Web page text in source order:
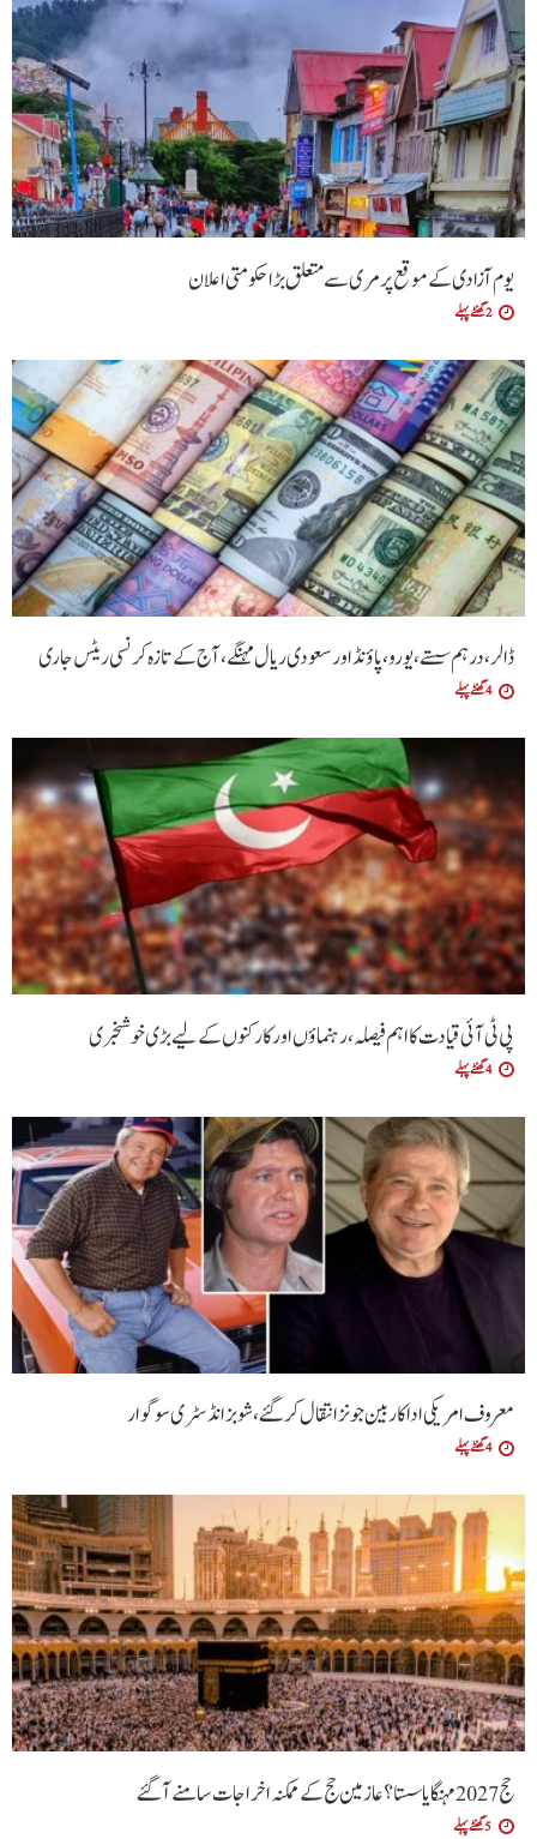
یوم آزادی کے موقع پر مری سے متعلق بڑا حکومتی اعلان
2 گھنٹے پہلے
ڈالر، درہم سستے، یورو، پاؤنڈ اور سعودی ریال مہنگے، آج کے تازہ کرنسی ریٹس جاری
4 گھنٹے پہلے
پی ٹی آئی قیادت کا اہم فیصلہ، رہنماؤں اور کارکنوں کے لیے بڑی خوشخبری
4 گھنٹے پہلے
معروف امریکی اداکار بین جونز انتقال کرگئے، شوبز انڈسٹری سوگوار
4 گھنٹے پہلے
حج 2027 مہنگا یا سستا؟ عازمین حج کے ممکنہ اخراجات سامنے آگئے
5 گھنٹے پہلے